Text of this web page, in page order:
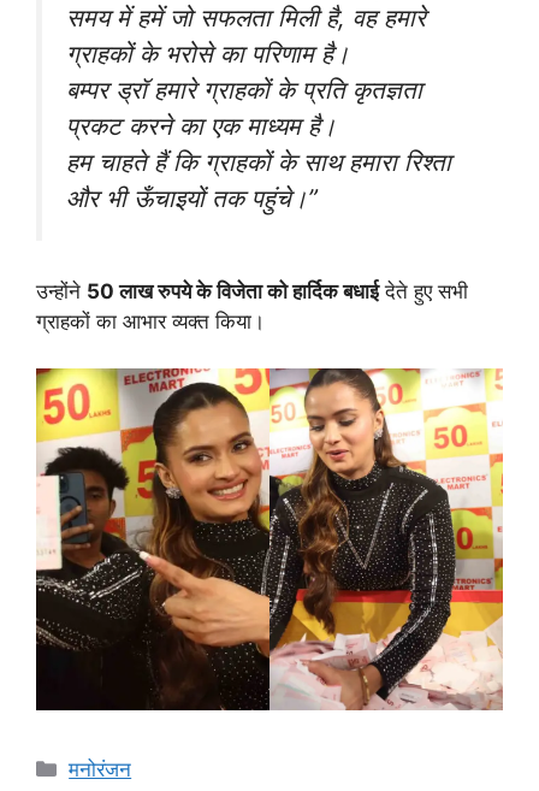
समय में हमें जो सफलता मिली है, वह हमारे
ग्राहकों के भरोसे का परिणाम है।
बम्पर ड्रॉ हमारे ग्राहकों के प्रति कृतज्ञता
प्रकट करने का एक माध्यम है।
हम चाहते हैं कि ग्राहकों के साथ हमारा रिश्ता
और भी ऊँचाइयों तक पहुंचे।”
उन्होंने 50 लाख रुपये के विजेता को हार्दिक बधाईदेते हुए सभी
ग्राहकों का आभार व्यक्त किया।
मनोरंजन